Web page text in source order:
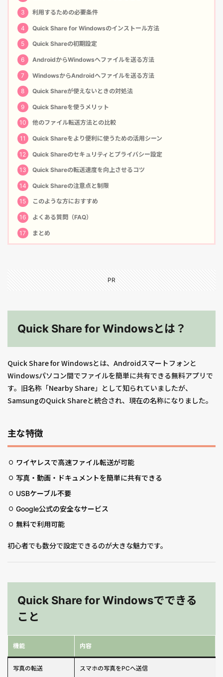
3 利用するための必要条件
4 Quick Share for Windowsのインストール方法
5 Quick Shareの初期設定
6 AndroidからWindowsへファイルを送る方法
7 WindowsからAndroidへファイルを送る方法
8 Quick Shareが使えないときの対処法
9 Quick Shareを使うメリット
10 他のファイル転送方法との比較
11 Quick Shareをより便利に使うための活用シーン
12 Quick Shareのセキュリティとプライバシー設定
13 Quick Shareの転送速度を向上させるコツ
14 Quick Shareの注意点と制限
15 このような方におすすめ
16 よくある質問（FAQ）
17 まとめ
PR
Quick Share for Windowsとは？
Quick Share for Windowsとは、Androidスマートフォンと
Windowsパソコン間でファイルを簡単に共有できる無料アプリで
す。旧名称「Nearby Share」として知られていましたが、
SamsungのQuick Shareと統合され、現在の名称になりました。
主な特徴
ワイヤレスで高速ファイル転送が可能
写真・動画・ドキュメントを簡単に共有できる
USBケーブル不要
Google公式の安全なサービス
無料で利用可能
初心者でも数分で設定できるのが大きな魅力です。
Quick Share for Windowsでできる
こと
機能 内容
写真の転送 スマホの写真をPCへ送信